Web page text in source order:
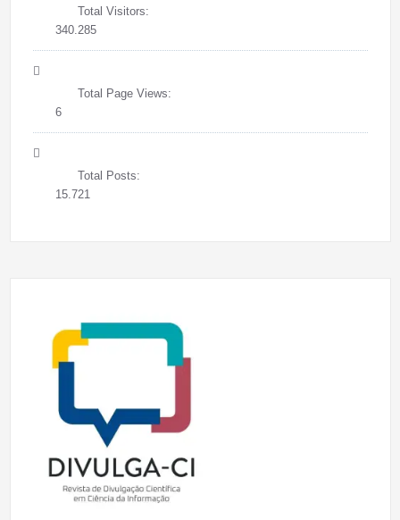
Total Visitors:
340.285
Total Page Views:
6
Total Posts:
15.721